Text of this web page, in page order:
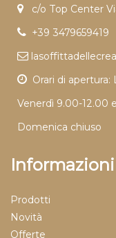
c/o Top Center
+39 3479659419
Orari di apertura:
Venerdì 9.00-12.00
Domenica chiuso
Informazioni
Prodotti
Novità
Offerte